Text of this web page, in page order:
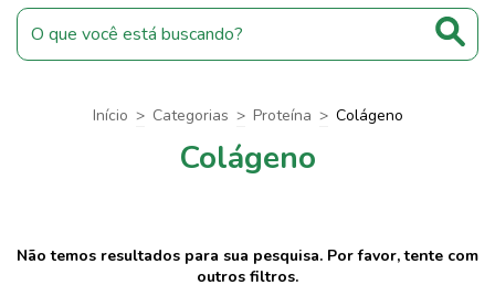
Início > Categorias > Proteína > Colágeno
Colágeno
Não temos resultados para sua pesquisa. Por favor, tente com
outros filtros.